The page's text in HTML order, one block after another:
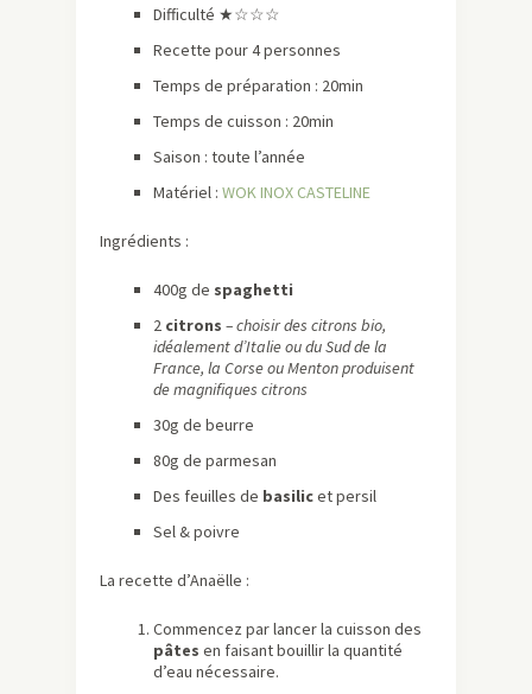
Difficulté ★☆☆☆
Recette pour 4 personnes
Temps de préparation : 20min
Temps de cuisson : 20min
Saison : toute l’année
Matériel : WOK INOX CASTELINE
Ingrédients :
400g de spaghetti
2 citrons – choisir des citrons bio,
idéalement d’Italie ou du Sud de la
France, la Corse ou Menton produisent
de magnifiques citrons
30g de beurre
80g de parmesan
Des feuilles de basilicet persil
Sel & poivre
La recette d’Anaëlle :
Commencez par lancer la cuisson des
pâtes en faisant bouillir la quantité
d’eau nécessaire.